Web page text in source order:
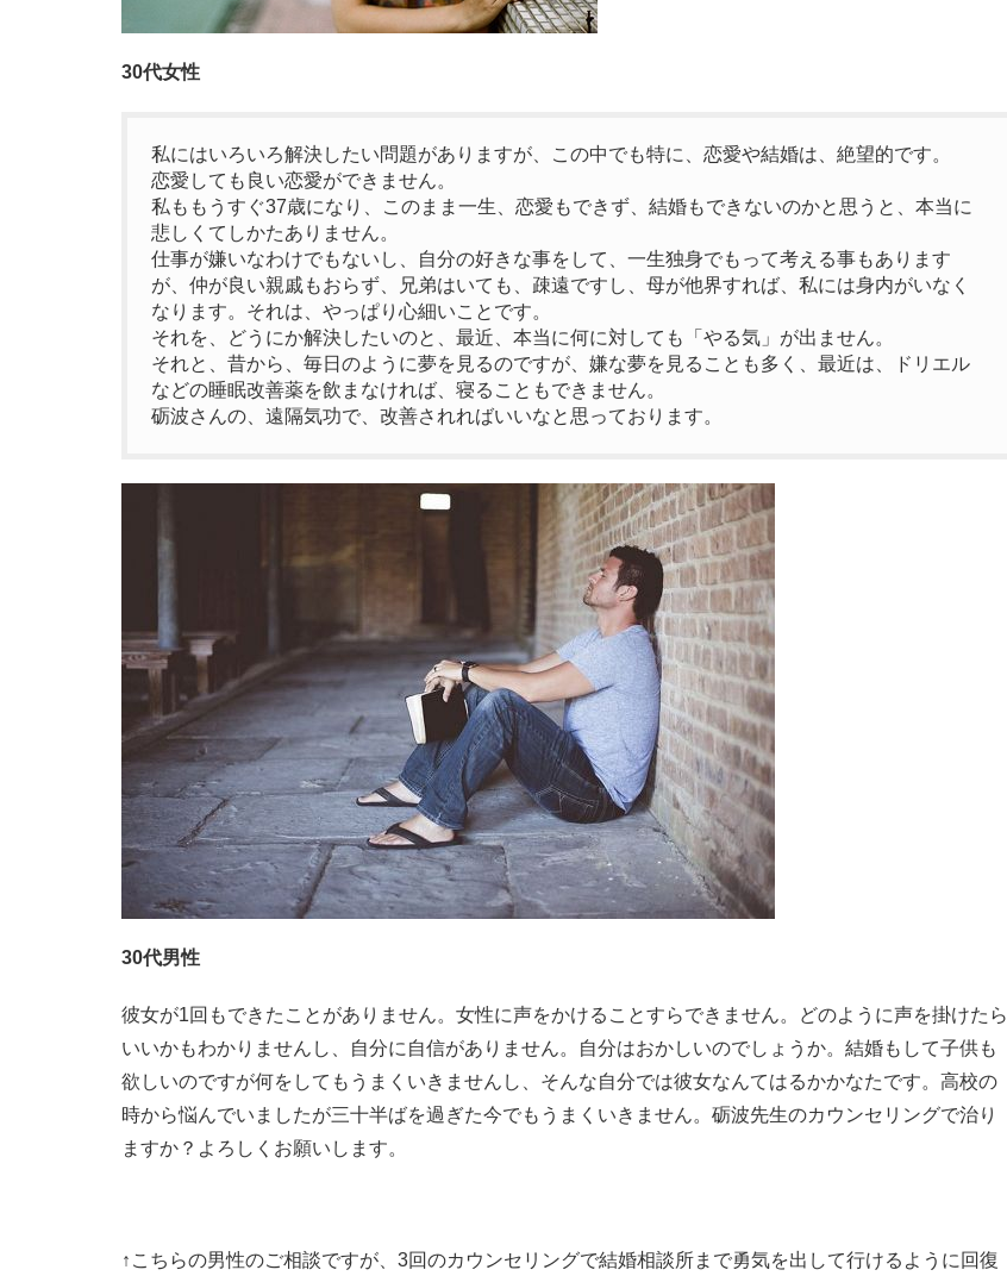
30代女性
私にはいろいろ解決したい問題がありますが、この中でも特に、恋愛や結婚は、絶望的です。
恋愛しても良い恋愛ができません。
私ももうすぐ37歳になり、このまま一生、恋愛もできず、結婚もできないのかと思うと、本当に
悲しくてしかたありません。
仕事が嫌いなわけでもないし、自分の好きな事をして、一生独身でもって考える事もあります
が、仲が良い親戚もおらず、兄弟はいても、疎遠ですし、母が他界すれば、私には身内がいなく
なります。それは、やっぱり心細いことです。
それを、どうにか解決したいのと、最近、本当に何に対しても「やる気」が出ません。
それと、昔から、毎日のように夢を見るのですが、嫌な夢を見ることも多く、最近は、ドリエル
などの睡眠改善薬を飲まなければ、寝ることもできません。
砺波さんの、遠隔気功で、改善されればいいなと思っております。
30代男性
彼女が1回もできたことがありません。女性に声をかけることすらできません。どのように声を掛けたら
いいかもわかりませんし、自分に自信がありません。自分はおかしいのでしょうか。結婚もして子供も
欲しいのですが何をしてもうまくいきませんし、そんな自分では彼女なんてはるかかなたです。高校の
時から悩んでいましたが三十半ばを過ぎた今でもうまくいきません。砺波先生のカウンセリングで治り
ますか？よろしくお願いします。
↑こちらの男性のご相談ですが、3回のカウンセリングで結婚相談所まで勇気を出して行けるように回復